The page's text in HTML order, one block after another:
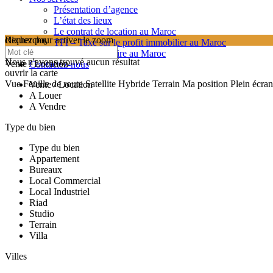
Présentation d’agence
L’état des lieux
Le contrat de location au Maroc
TPI – Taxe sur le profit immobilier au Maroc
Les frais de notaire au Maroc
Contactez-nous
cliquez pour activer le zoom
searching...
Nous n'avons trouvé aucun résultat
ouvrir la carte
Vue Feuille de route Satellite Hybride Terrain Ma position Plein écran
Recherche
Vente / Location
Vente / Location
A Louer
A Vendre
Type du bien
Type du bien
Appartement
Bureaux
Local Commercial
Local Industriel
Riad
Studio
Terrain
Villa
Villes